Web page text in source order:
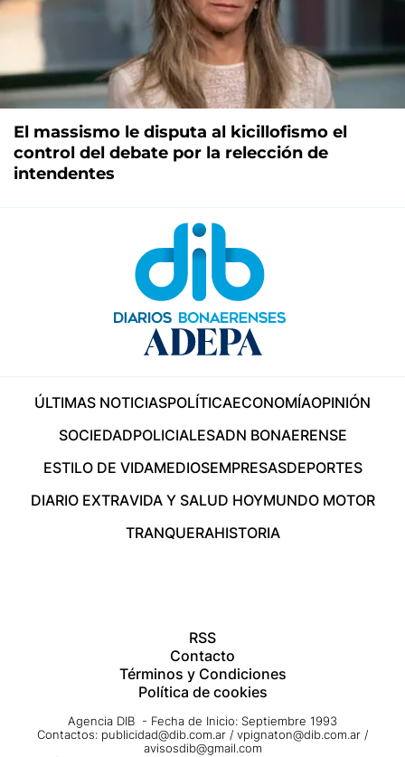
El massismo le disputa al kicillofismo el
control del debate por la relección de
intendentes
ÚLTIMAS NOTICIASPOLÍTICAECONOMÍAOPINIÓN
SOCIEDADPOLICIALESADN BONAERENSE
ESTILO DE VIDAMEDIOSEMPRESASDEPORTES
DIARIO EXTRAVIDA Y SALUD HOYMUNDO MOTOR
TRANQUERAHISTORIA
RSS
Contacto
Términos y Condiciones
Política de cookies
Agencia DIB - Fecha de Inicio: Septiembre 1993
Contactos: publicidad@dib.com.ar / vpignaton@dib.com.ar /
avisosdib@gmail.com